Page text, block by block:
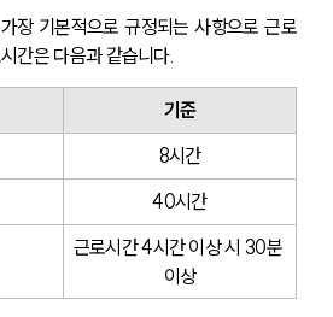
장 기본적으로 규정되는 사항으로 근로
간은 다음과 같습니다.
기준
8시간
40시간
근로시간 4시간 이상 시 30분
이상